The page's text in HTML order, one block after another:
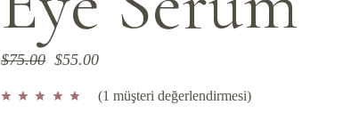
$75.00
Orijinal
$75.00.
$55.00
Şu
fiyat:
(1 müşteri değerlendirmesi)